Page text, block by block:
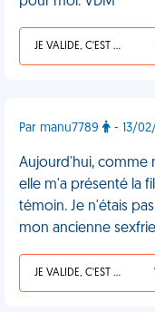
JE VALIDE, C'EST UNE VDM
Par manu7789 - 13/
Aujourd'hui, comme
elle m'a présenté la
témoin. Je n'étais
mon ancienne
JE VALIDE, C'EST UNE VDM